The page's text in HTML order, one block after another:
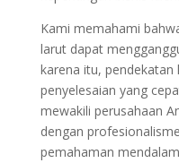
Kami memahami
larut dapat
karena itu, pendekatan
penyelesaian yang
mewakili perusahaan
dengan
pemahaman